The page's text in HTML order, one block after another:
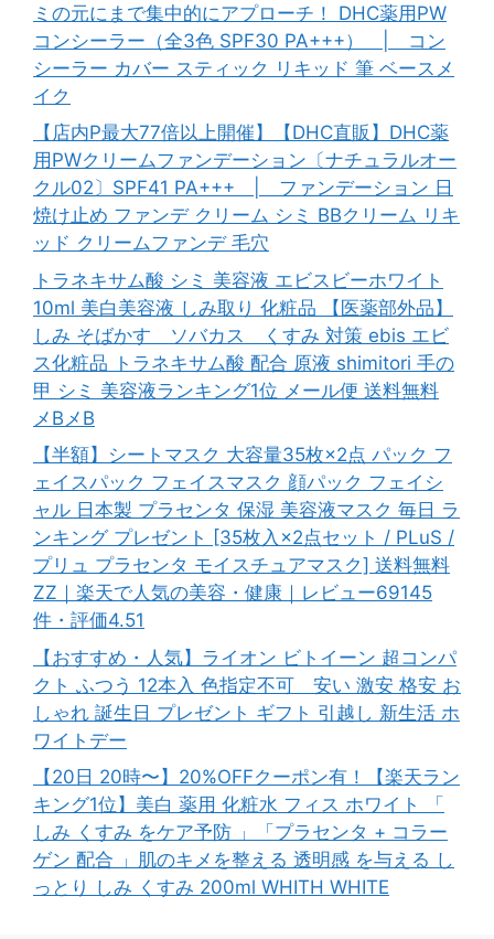
ミの元にまで集中的にアプローチ！ DHC薬用PW
コンシーラー（全3色 SPF30 PA+++） | コン
シーラー カバー スティック リキッド 筆 ベースメ
イク
【店内P最大77倍以上開催】【DHC直販】DHC薬
用PWクリームファンデーション〔ナチュラルオー
クル02〕SPF41 PA+++ | ファンデーション 日
焼け止め ファンデ クリーム シミ BBクリーム リキ
ッド クリームファンデ 毛穴
トラネキサム酸 シミ 美容液 エビスビーホワイト
10ml 美白美容液 しみ取り 化粧品 【医薬部外品】
しみ そばかす ソバカス くすみ 対策 ebis エビ
ス化粧品 トラネキサム酸 配合 原液 shimitori 手の
甲 シミ 美容液ランキング1位 メール便 送料無料
メBメB
【半額】シートマスク 大容量35枚×2点 パック フ
ェイスパック フェイスマスク 顔パック フェイシ
ャル 日本製 プラセンタ 保湿 美容液マスク 毎日 ラ
ンキング プレゼント [35枚入×2点セット / PLuS /
プリュ プラセンタ モイスチュアマスク] 送料無料
ZZ｜楽天で人気の美容・健康｜レビュー69145
件・評価4.51
【おすすめ・人気】ライオン ビトイーン 超コンパ
クト ふつう 12本入 色指定不可 安い 激安 格安 お
しゃれ 誕生日 プレゼント ギフト 引越し 新生活 ホ
ワイトデー
【20日 20時〜】20%OFFクーポン有！【楽天ラン
キング1位】美白 薬用 化粧水 フィス ホワイト 「
しみ くすみ をケア予防 」「プラセンタ + コラー
ゲン 配合 」肌のキメを整える 透明感 を与える し
っとり しみ くすみ 200ml WHITH WHITE